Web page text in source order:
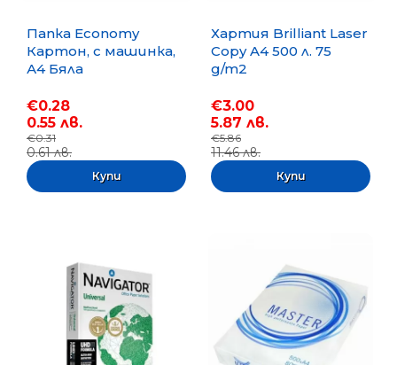
Папка Economy
Картон, с машинка,
А4 Бяла
€0.28
0.55 лв.
€0.31
0.61 лв.
Хартия Brilliant Laser
Copy A4 500 л. 75
g/m2
€3.00
5.87 лв.
€5.86
11.46 лв.